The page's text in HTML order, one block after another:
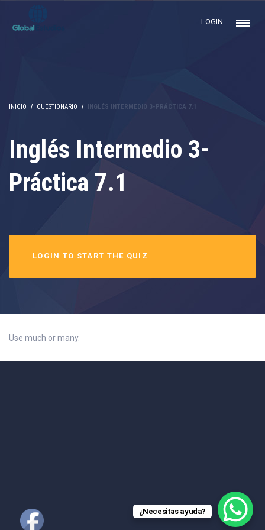
LOGIN
INICIO CUESTIONARIO INGLÉS INTERMEDIO 3-PRÁCTICA 7.1
Inglés Intermedio 3-
Práctica 7.1
LOGIN TO START THE QUIZ
Use much or many.
¿Necesitas ayuda?